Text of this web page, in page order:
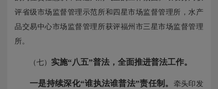
评省级市场监督管理示范所和四星市场监督管理所，水产
品交易中心市场监督管理所获评福州市三星市场监督管理
所。
（七） 实施“八五”普法，全面推进普法工作。
一是持续深化“谁执法谁普法”责任制。 牵头印发